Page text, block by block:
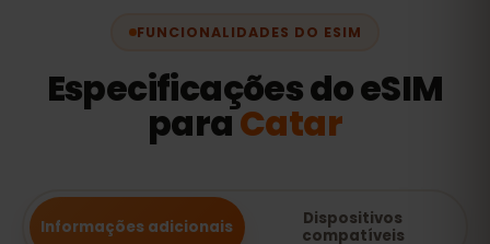
FUNCIONALIDADES DO ESIM
Especificações do eSIM
paraCatar
Informações adicionais
Dispositivos
compatíveis